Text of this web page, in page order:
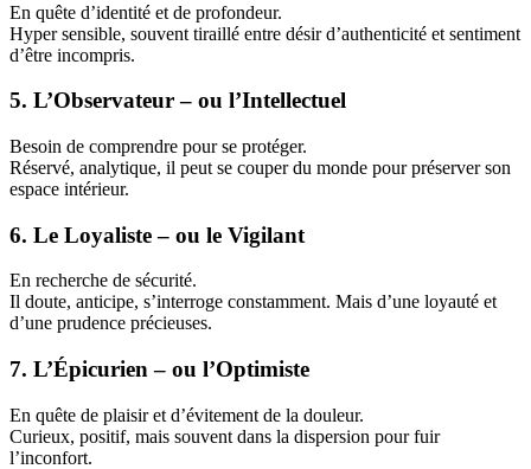
En quête d’identité et de profondeur.
Hyper sensible, souvent tiraillé entre désir d’authenticité et sentiment
d’être incompris.
5. L’Observateur – ou l’Intellectuel
Besoin de comprendre pour se protéger.
Réservé, analytique, il peut se couper du monde pour préserver son
espace intérieur.
6. Le Loyaliste – ou le Vigilant
En recherche de sécurité.
Il doute, anticipe, s’interroge constamment. Mais d’une loyauté et
d’une prudence précieuses.
7. L’Épicurien – ou l’Optimiste
En quête de plaisir et d’évitement de la douleur.
Curieux, positif, mais souvent dans la dispersion pour fuir
l’inconfort.